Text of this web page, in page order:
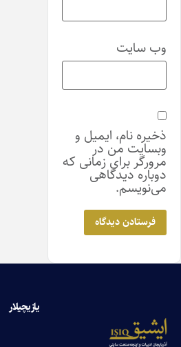
وب‌ سایت
ذخیره نام، ایمیل و
وبسایت من در
مرورگر برای زمانی که
دوباره دیدگاهی
می‌نویسم.
یازیچیلار